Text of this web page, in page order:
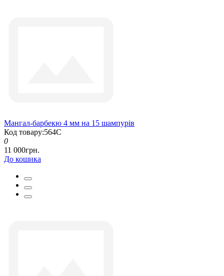
Мангал-барбекю 4 мм на 15 шампурів
Код товару:564С
0
11 000грн.
До кошика